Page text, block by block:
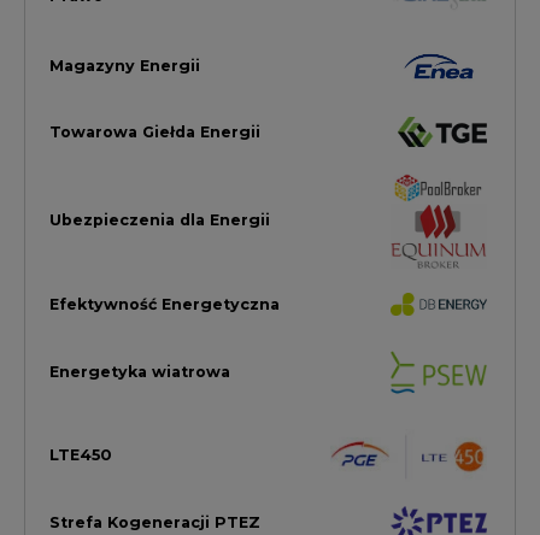
Energetyka wiatrowa
Zielona Transformacja / ESG
Elektromobilność
Górnictwo